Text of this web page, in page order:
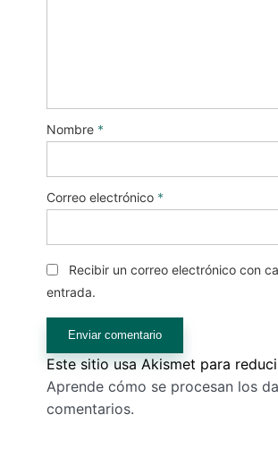
Nombre *
Correo electrónico *
Recibir un correo electrónico con
entrada.
Este sitio usa Akismet para
Aprende cómo se procesan los
comentarios.